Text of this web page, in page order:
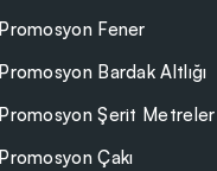
Promosyon Fener
Promosyon Bardak Altlığı
Promosyon Şerit Metreler
Promosyon Çakı